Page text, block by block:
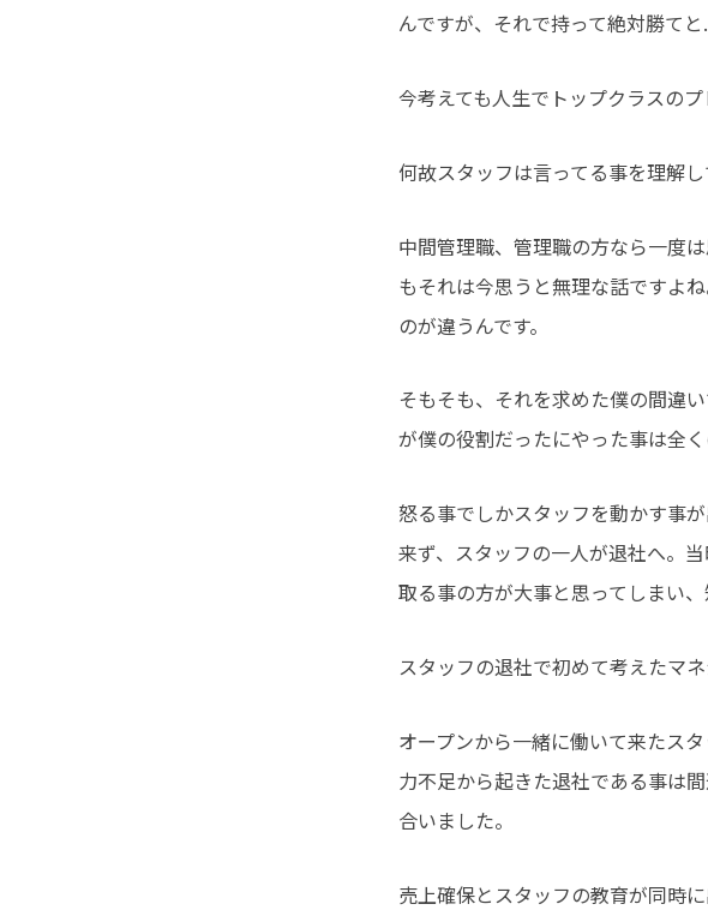
んですが、それで持って絶対勝てと
今考えても人生でトップクラスのプ
何故スタッフは言ってる事を理解
中間管理職、管理職の方なら一度
もそれは今思うと無理な話ですよ
のが違うんです。
そもそも、それを求めた僕の間違
が僕の役割だったにやった事は全く
怒る事でしかスタッフを動かす事
来ず、スタッフの一人が退社へ。
取る事の方が大事と思ってしまい
スタッフの退社で初めて考えたマ
オープンから一緒に働いて来たス
力不足から起きた退社である事は
合いました。
売上確保とスタッフの教育が同時